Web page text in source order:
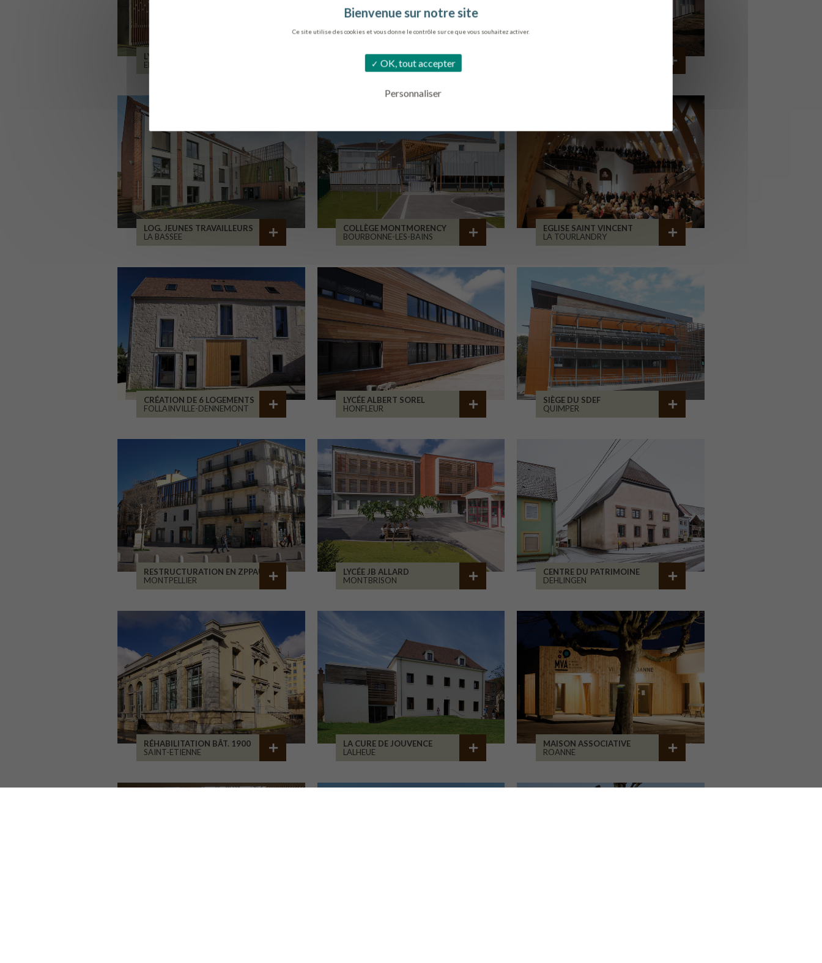
Ce site utilise des cookies et vous donne le contrôle sur ce que vous souhaitez activer.
OK, tout accepter
Personnaliser
LYCÉE ALPES ET DURANCE
EMBRUN
SIÈGE DE L’ONF
LOG. JEUNES TRAVAILLEURS
LA BASSEE
COLLÈGE MONTMORENCY
BOURBONNE-LES-BAINS
EGLISE SAINT VINCENT
LA TOURLANDRY
CRÉATION DE 6 LOGEMENTS
FOLLAINVILLE-DENNEMONT
LYCÉE ALBERT SOREL
HONFLEUR
SIÈGE DU SDEF
QUIMPER
RESTRUCTURATION EN ZPPAUP
MONTPELLIER
LYCÉE JB ALLARD
MONTBRISON
CENTRE DU PATRIMOINE
DEHLINGEN
RÉHABILITATION BÂT. 1900
SAINT-ETIENNE
LA CURE DE JOUVENCE
LALHEUE
MAISON ASSOCIATIVE
ROANNE